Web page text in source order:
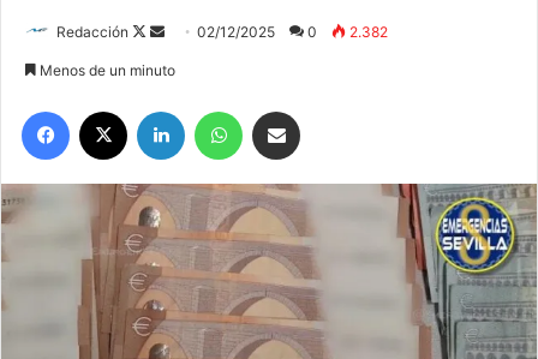
Redacción
F
l
o
o
n
X
d
a
a
i
l
02/12/2025 0 2.382
Menos de un minuto